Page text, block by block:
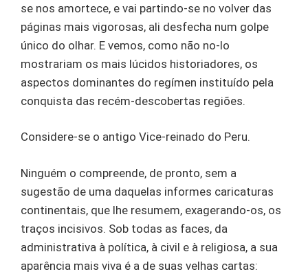
se nos amortece, e vai partindo-se no volver das
páginas mais vigorosas, ali desfecha num golpe
único do olhar. E vemos, como não no-lo
mostrariam os mais lúcidos historiadores, os
aspectos dominantes do regímen instituído pela
conquista das recém-descobertas regiões.
Considere-se o antigo Vice-reinado do Peru.
Ninguém o compreende, de pronto, sem a
sugestão de uma daquelas informes caricaturas
continentais, que lhe resumem, exagerando-os, os
traços incisivos. Sob todas as faces, da
administrativa à política, à civil e à religiosa, a sua
aparência mais viva é a de suas velhas cartas: